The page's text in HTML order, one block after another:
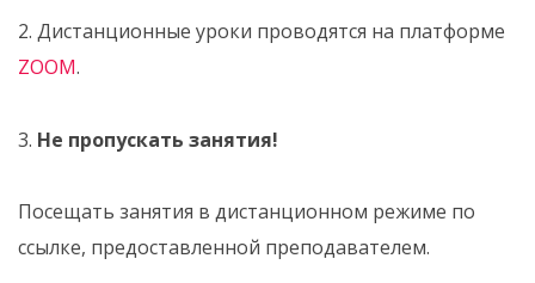
2. Дистанционные уроки проводятся на платформе
ZOOM.
3. Не пропускать занятия!
Посещать занятия в дистанционном режиме по
ссылке, предоставленной преподавателем.